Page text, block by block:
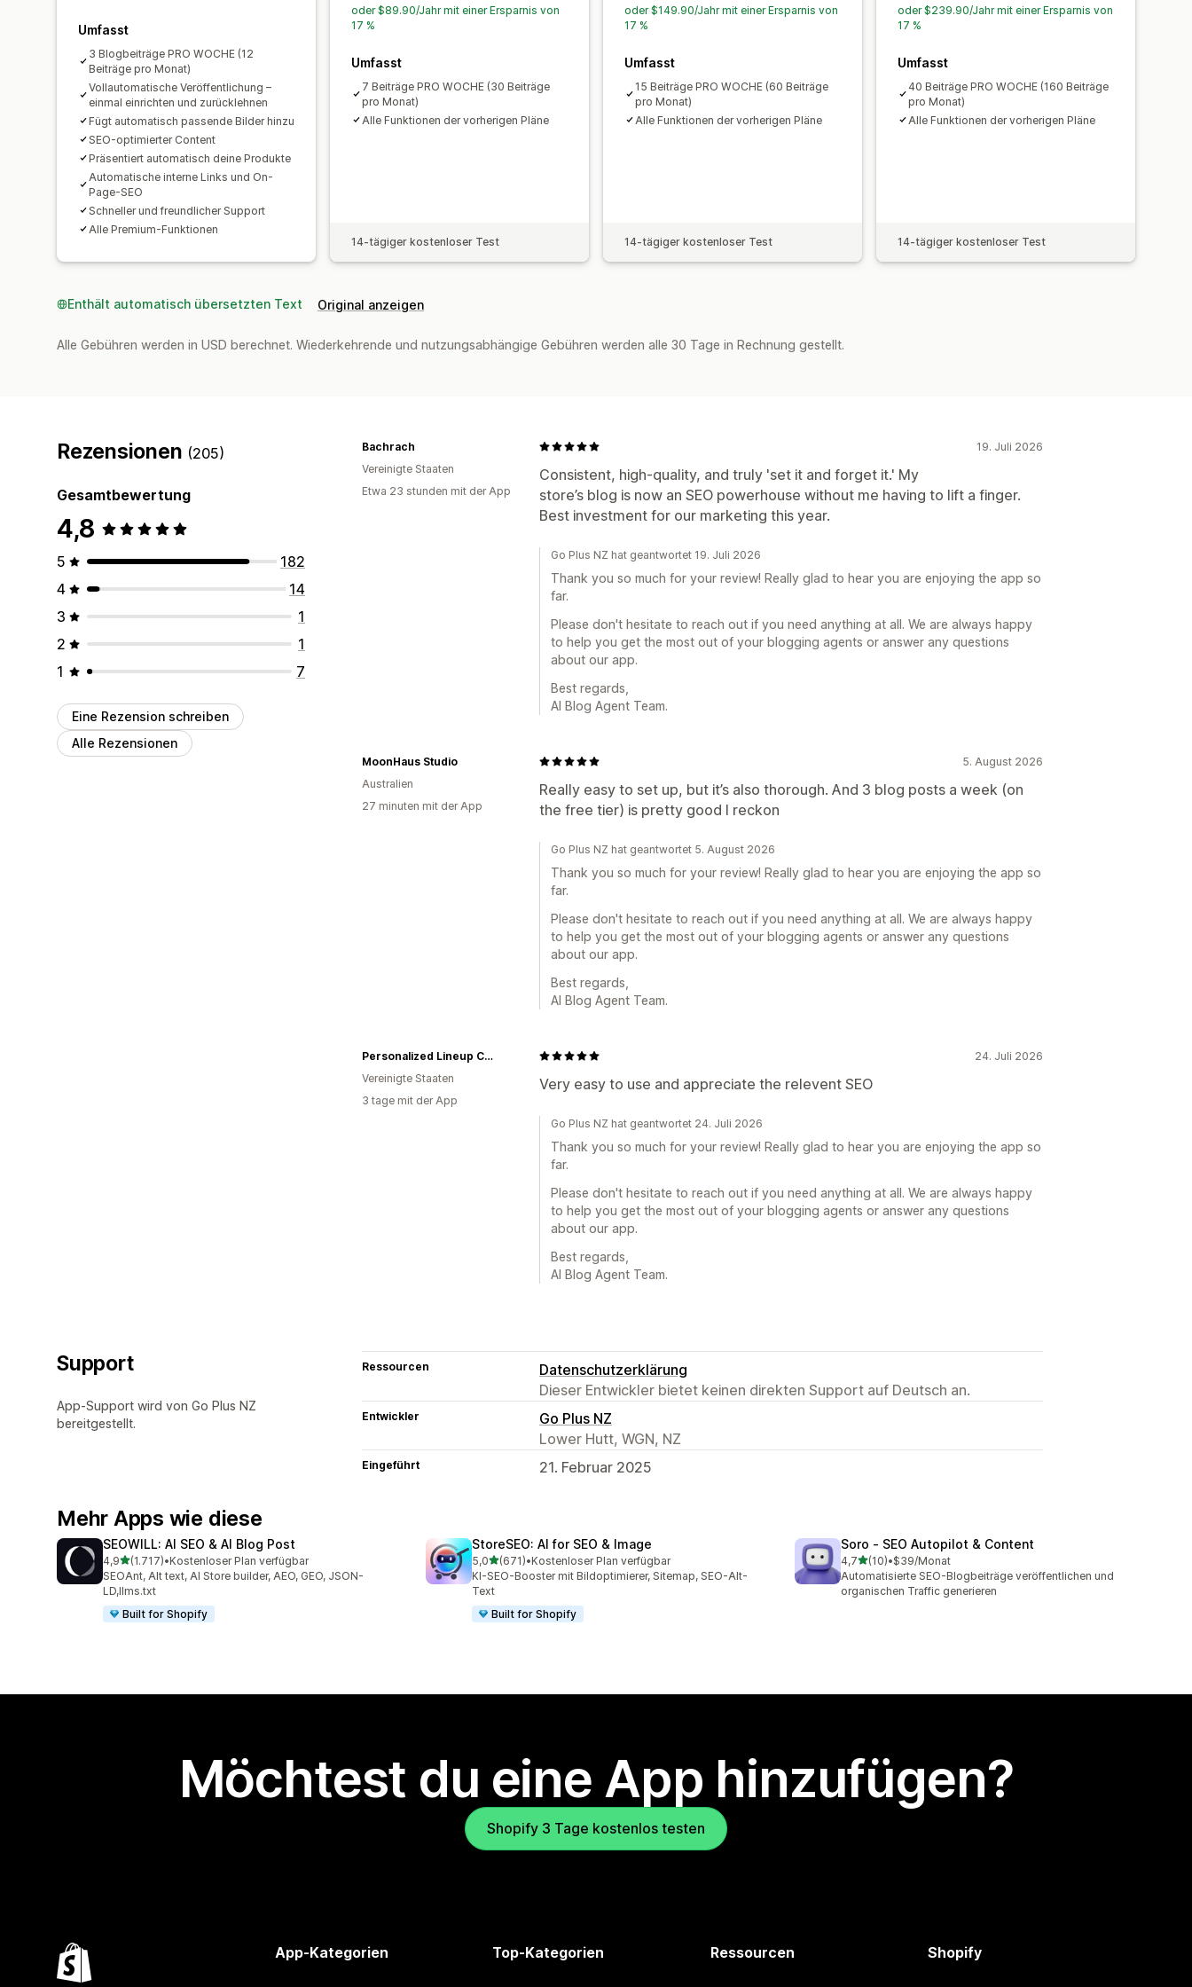
Umfasst
3 Blogbeiträge PRO WOCHE (12
Beiträge pro Monat)
Vollautomatische Veröffentlichung –
einmal einrichten und zurücklehnen
Fügt automatisch passende Bilder hinzu
SEO-optimierter Content
Präsentiert automatisch deine Produkte
Automatische interne Links und On-
Page-SEO
Schneller und freundlicher Support
Alle Premium-Funktionen
oder $89.90/Jahr mit einer Ersparnis von
17 %
Umfasst
7 Beiträge PRO WOCHE (30 Beiträge
pro Monat)
Alle Funktionen der vorherigen Pläne
14-tägiger kostenloser Test
oder $149.90/Jahr mit einer Ersparnis von
17 %
Umfasst
15 Beiträge PRO WOCHE (60 Beiträge
pro Monat)
Alle Funktionen der vorherigen Pläne
14-tägiger kostenloser Test
oder $239.90/Jahr mit einer Ersparnis von
17 %
Umfasst
40 Beiträge PRO WOCHE (160 Beiträge
pro Monat)
Alle Funktionen der vorherigen Pläne
14-tägiger kostenloser Test
Enthält automatisch übersetzten Text Original anzeigen
Alle Gebühren werden in USD berechnet. Wiederkehrende und nutzungsabhängige Gebühren werden alle 30 Tage in Rechnung gestellt.
Rezensionen (205)
Gesamtbewertung
4,8
5
182
4
14
3
1
2
1
1
7
Eine Rezension schreiben
Alle Rezensionen
19. Juli 2026
Consistent, high-quality, and truly 'set it and forget it.' My
store’s blog is now an SEO powerhouse without me having to lift a finger.
Best investment for our marketing this year.
Bachrach
Vereinigte Staaten
Etwa 23 stunden mit der App
Go Plus NZ hat geantwortet 19. Juli 2026
Thank you so much for your review! Really glad to hear you are enjoying the app so
far.
Please don't hesitate to reach out if you need anything at all. We are always happy
to help you get the most out of your blogging agents or answer any questions
about our app.
Best regards,
AI Blog Agent Team.
5. August 2026
Really easy to set up, but it’s also thorough. And 3 blog posts a week (on
the free tier) is pretty good I reckon
MoonHaus Studio
Australien
27 minuten mit der App
Go Plus NZ hat geantwortet 5. August 2026
Thank you so much for your review! Really glad to hear you are enjoying the app so
far.
Please don't hesitate to reach out if you need anything at all. We are always happy
to help you get the most out of your blogging agents or answer any questions
about our app.
Best regards,
AI Blog Agent Team.
24. Juli 2026
Very easy to use and appreciate the relevent SEO
Personalized Lineup Cards
Vereinigte Staaten
3 tage mit der App
Go Plus NZ hat geantwortet 24. Juli 2026
Thank you so much for your review! Really glad to hear you are enjoying the app so
far.
Please don't hesitate to reach out if you need anything at all. We are always happy
to help you get the most out of your blogging agents or answer any questions
about our app.
Best regards,
AI Blog Agent Team.
Support
App-Support wird von Go Plus NZ
bereitgestellt.
Ressourcen
Datenschutzerklärung
Dieser Entwickler bietet keinen direkten Support auf Deutsch an.
Entwickler
Go Plus NZ
Lower Hutt, WGN, NZ
Eingeführt 21. Februar 2025
Mehr Apps wie diese
SEOWILL: AI SEO & AI Blog Post
4,9von 5 Sternen
(1.717)
1717 Rezensionen insgesamt
•Kostenloser Plan verfügbar
SEOAnt, Alt text, AI Store builder, AEO, GEO, JSON-
LD,llms.txt
Built for Shopify
StoreSEO: AI for SEO & Image
5,0von 5 Sternen
(671)
671 Rezensionen insgesamt
•Kostenloser Plan verfügbar
KI-SEO-Booster mit Bildoptimierer, Sitemap, SEO-Alt-
Text
Built for Shopify
Soro ‑ SEO Autopilot & Content
4,7von 5 Sternen
(10)
10 Rezensionen insgesamt
•$39/Monat
Automatisierte SEO-Blogbeiträge veröffentlichen und
organischen Traffic generieren
Möchtest du eine App hinzufügen?
Shopify 3 Tage kostenlos testen
App-Kategorien Top-Kategorien Ressourcen Shopify